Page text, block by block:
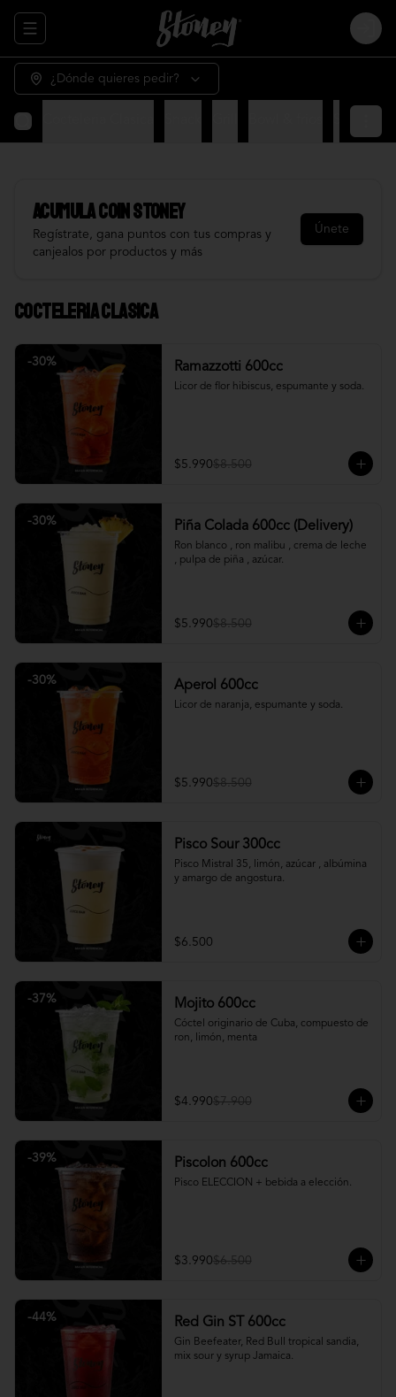
Abrir menu de navegación Login
¿Dónde quieres pedir?
AcumulaCOIN STONEY
Regístrate, gana puntos con tus compras y
canjealos por productos y más
Únete
Cocteleria Clasica
-30% Ramazzotti 600cc
Licor de flor hibiscus, espumante y soda.
$5.990$8.500
-30% Piña Colada 600cc (Delivery)
Ron blanco , ron malibu , crema de leche
, pulpa de piña , azúcar.
$5.990$8.500
-30% Aperol 600cc
Licor de naranja, espumante y soda.
$5.990$8.500
Pisco Sour 300cc
Pisco Mistral 35, limón, azúcar , albúmina
y amargo de angostura.
$6.500
-37% Mojito 600cc
Cóctel originario de Cuba, compuesto de
ron, limón, menta
$4.990$7.900
-39% Piscolon 600cc
Pisco ELECCION + bebida a elección.
$3.990$6.500
-44% Red Gin ST 600cc
Gin Beefeater, Red Bull tropical sandia,
mix sour y syrup Jamaica.